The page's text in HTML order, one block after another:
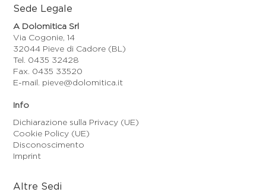
Sede Legale
A Dolomitica Srl
Via Cogonie, 14
32044 Pieve di Cadore (BL)
Tel. 0435 32428
Fax. 0435 33520
E-mail. pieve@dolomitica.it
Info
Dichiarazione sulla Privacy (UE)
Cookie Policy (UE)
Disconoscimento
Imprint
Altre Sedi